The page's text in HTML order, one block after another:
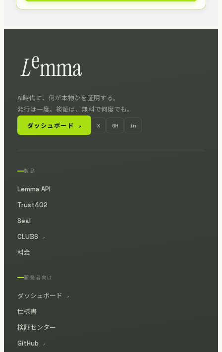
AI時代に、何が本物かを証明する。
発行は一度。検証は、無料で何度でも。
ダッシュボード ↗ X GH in
製品
Lemma API
Trust402
Seal
CLUBS
↗
料金
開発者向け
ダッシュボード ↗
仕様書
検証センター
GitHub
↗